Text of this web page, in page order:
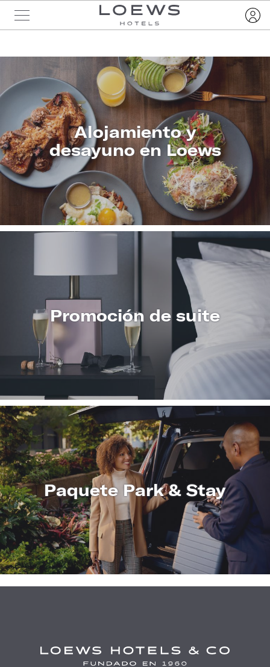
Alojamiento y
desayuno en Loews
CONOZCA
MÁS
Promoción de suite
Paquete Park & Stay
CONOZCA